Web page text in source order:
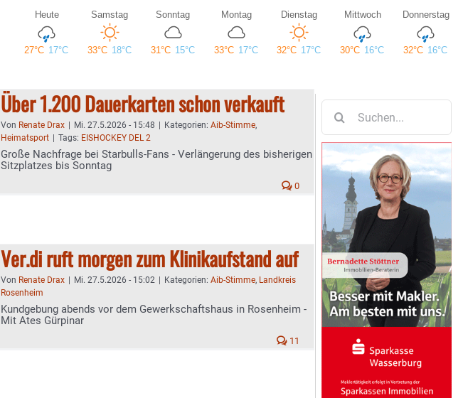
Über 1.200 Dauerkarten schon verkauft
Von Renate Drax Mi. 27.5.2026 - 15:48 Kategorien: Aib-Stimme,
Heimatsport
Tags: EISHOCKEY DEL 2
Große Nachfrage bei Starbulls-Fans - Verlängerung des bisherigen
Sitzplatzes bis Sonntag
0
Ver.di ruft morgen zum Klinikaufstand auf
Von Renate Drax Mi. 27.5.2026 - 15:02 Kategorien: Aib-Stimme, Landkreis
Rosenheim
Kundgebung abends vor dem Gewerkschaftshaus in Rosenheim -
Mit Ates Gürpinar
11
nach: